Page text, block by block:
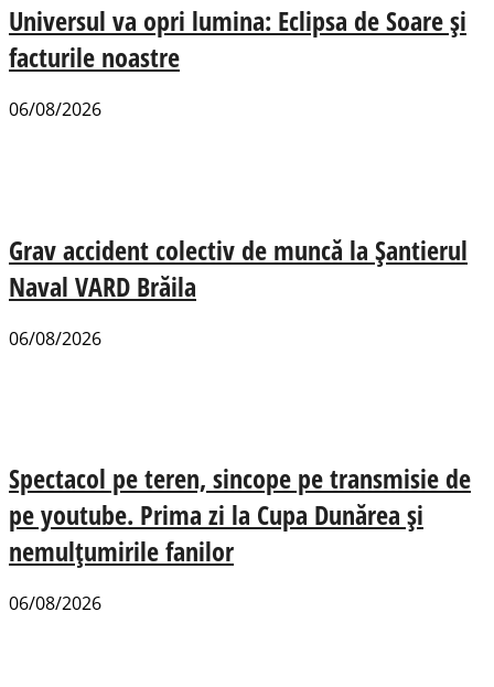
Universul va opri lumina: Eclipsa de Soare și
facturile noastre
06/08/2026
Grav accident colectiv de muncă la Șantierul
Naval VARD Brăila
06/08/2026
Spectacol pe teren, sincope pe transmisie de
pe youtube. Prima zi la Cupa Dunărea și
nemulțumirile fanilor
06/08/2026